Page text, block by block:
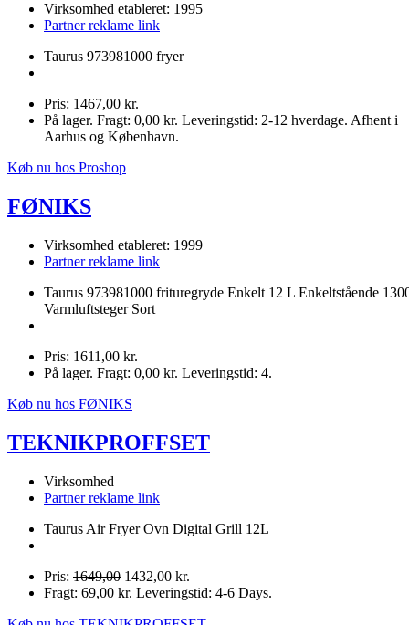
Virksomhed etableret: 1995
Partner reklame link
Taurus 973981000 fryer
Pris: 1467,00 kr.
På lager. Fragt: 0,00 kr. Leveringstid: 2-12 hverdage. Afhent i
Aarhus og København.
Køb nu hos Proshop
FØNIKS
Virksomhed etableret: 1999
Partner reklame link
Taurus 973981000 frituregryde Enkelt 12 L Enkeltstående
Varmluftsteger Sort
Pris: 1611,00 kr.
På lager. Fragt: 0,00 kr. Leveringstid: 4.
Køb nu hos FØNIKS
TEKNIKPROFFSET
Virksomhed
Partner reklame link
Taurus Air Fryer Ovn Digital Grill 12L
Pris: 1649,00 1432,00 kr.
Fragt: 69,00 kr. Leveringstid: 4-6 Days.